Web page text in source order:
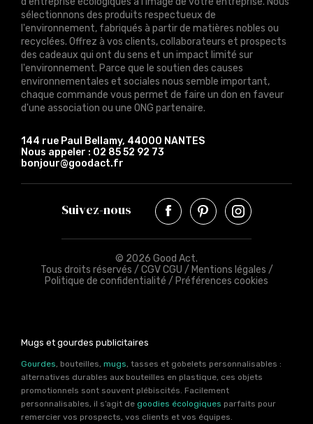
sélectionnons des produits respectueux de
l'environnement, fabriqués à partir de matières nobles ou
recyclées. Offrez à vos clients, collaborateurs et prospects
des cadeaux qui ont du sens et un impact limité sur
l'environnement. Parce que le soutien des causes
environnementales et sociales nous semble important,
chaque commande vous permet de faire un don en faveur
d'une association ou une ONG partenaire.
144 rue Paul Bellamy, 44000 NANTES
Nous appeler : 02 85 52 92 73
bonjour@goodact.fr
Suivez-nous
© 2026 Good Act.
Tous droits réservés / CGV CGU / Mentions légales /
Politique de confidentialité / Préférences cookies
Mugs et gourdes publicitaires
Gourdes , bouteilles, mugs , tasses et gobelets personnalisables :
alternatives durables aux bouteilles en plastique, ces objets
promotionnels sont souvent plébiscités. Facilement
personnalisables, il s’agit de goodies écologiques parfaits pour
remercier vos prospects, vos clients et vos équipes.